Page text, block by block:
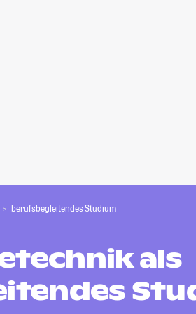
berufsbegleitendes Studium
als